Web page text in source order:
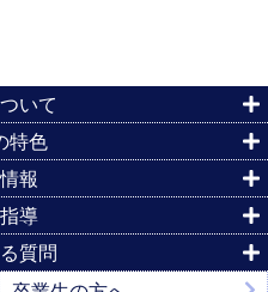
いて
特色
報
導
質問